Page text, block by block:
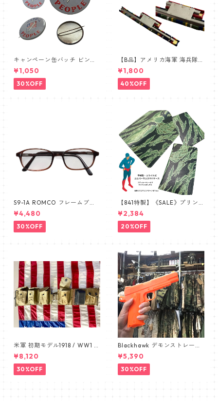
キャンペーン缶バッチ ビンテ
ージ vintage USA FLAG
¥1,050
30%OFF
【B品】アメリカ海軍 海兵隊
① リボンバー 略綬SALE
¥1,800
40%OFF
S9-1A ROMCO フレームブラ
ウン レンズあり眼鏡 めがね 新
品 デッドストック 米軍放出品
¥4,480
30%OFF
【841特製】《SALE》プリン
トミス 手帳型スマホケース 南
ベトナム ARVN タイガースト
ライプ ERDL ブラッドケーキ
手帳型スマホケース ユニバー
¥2,384
20%OFF
米軍 初期モデル1918 / WW1 B
AR BELT /バーベルト デッド
ストック カップ付き 1911
¥8,120
30%OFF
Blackhawk デモンストレーシ
ョン 1911 オレンジ ピスト
ル pistol
¥5,390
30%OFF